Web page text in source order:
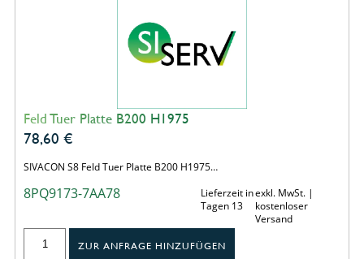
Feld Tuer Platte B200 H1975
78,60 €
SIVACON S8 Feld Tuer Platte B200 H1975…
8PQ9173-7AA78
Lieferzeit in
Tagen 13
exkl. MwSt. |
kostenloser
Versand
ZUR ANFRAGE HINZUFÜGEN